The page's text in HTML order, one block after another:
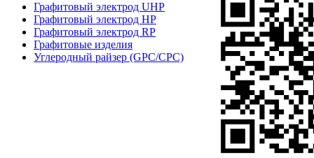
Графитовый электрод UHP
Графитовый электрод HP
Графитовый электрод RP
Графитовые изделия
Углеродный райзер (GPC/CPC)